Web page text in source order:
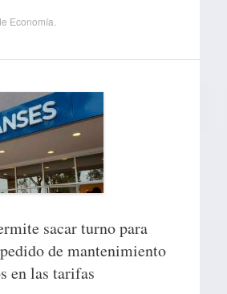
Economía
sacar turno para
de mantenimiento
en las tarifas